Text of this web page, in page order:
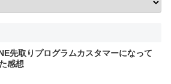
先取りプログラムカスタマーになって
感想